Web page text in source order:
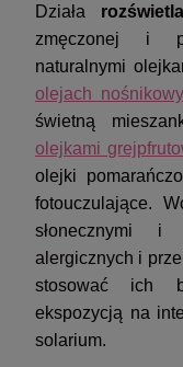
Działa
zmęczonej i
naturalnymi
olejach
świetną
olejkami
olejki
fotouczulające.
słonecznymi
alergicznych i
stosować ich
ekspozycją na
solarium.